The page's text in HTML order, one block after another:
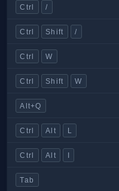
Ctrl /
Ctrl Shift /
Ctrl W
Ctrl Shift W
Alt+Q
Ctrl Alt L
Ctrl Alt I
Tab